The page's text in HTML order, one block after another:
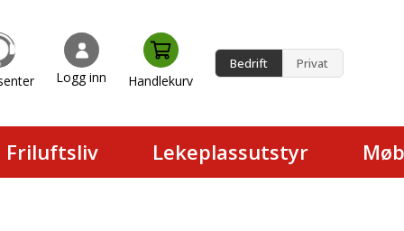
Logg inn Handlekurv
Bedrift Privat
Friluftsliv Lekeplassutstyr